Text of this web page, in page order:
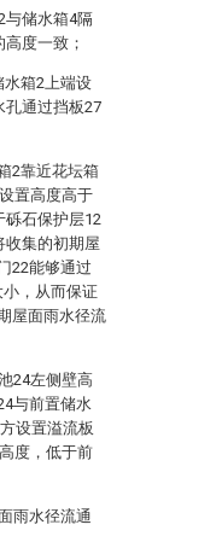
与储水箱4隔
度一致；
水箱2上端设
孔通过挡板27
2靠近花坛箱
置高度高于
砾石保护层12
收集的初期屋
22能够通过
，从而保证
屋面雨水径流
24左侧壁高
与前置储水
设置溢流板
度，低于前
雨水径流通